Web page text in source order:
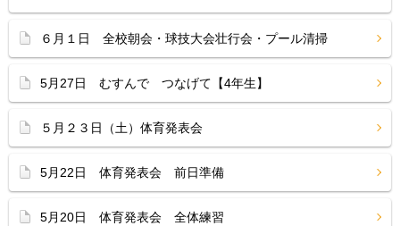
６月１日 全校朝会・球技大会壮行会・プール清掃
5月27日 むすんで つなげて【4年生】
５月２３日（土）体育発表会
5月22日 体育発表会 前日準備
5月20日 体育発表会 全体練習